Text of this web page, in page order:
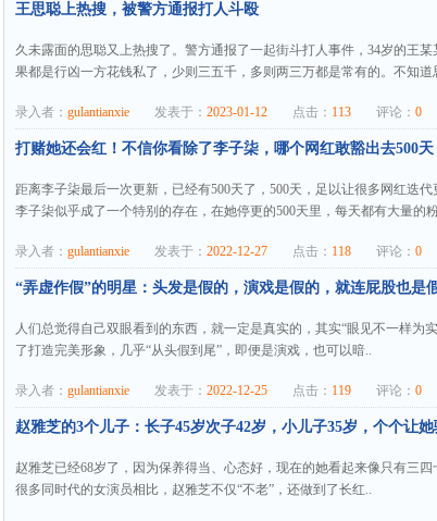
王思聪上热搜，被警方通报打人斗殴
久未露面的思聪又上热搜了。警方通报了一起街斗打人事件，34岁的王
果都是行凶一方花钱私了，少则三五千，多则两三万都是常有的。不知道
录入者： gulantianxie 发表于： 2023-01-12 点击： 113 评论： 0
打赌她还会红！不信你看除了李子柒，哪个网红敢豁出去500天
距离李子柒最后一次更新，已经有500天了，500天，足以让很多网红迭
李子柒似乎成了一个特别的存在，在她停更的500天里，每天都有大量的
录入者： gulantianxie 发表于： 2022-12-27 点击： 118 评论： 0
“弄虚作假”的明星：头发是假的，演戏是假的，就连屁股也是
人们总觉得自己双眼看到的东西，就一定是真实的，其实“眼见不一样为
了打造完美形象，几乎“从头假到尾”，即便是演戏，也可以暗..
录入者： gulantianxie 发表于： 2022-12-25 点击： 119 评论： 0
赵雅芝的3个儿子：长子45岁次子42岁，小儿子35岁，个个让
赵雅芝已经68岁了，因为保养得当、心态好，现在的她看起来像只有三
很多同时代的女演员相比，赵雅芝不仅“不老”，还做到了长红..